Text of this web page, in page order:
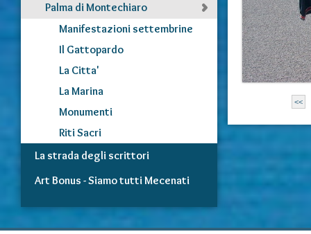
Palma di Montechiaro
Manifestazioni settembrine
Il Gattopardo
La Citta'
La Marina
Monumenti
Riti Sacri
La strada degli scrittori
Art Bonus - Siamo tutti Mecenati
<<